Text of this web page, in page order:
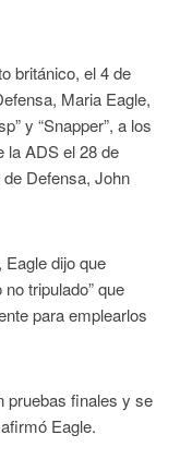
británico, el 4 de
Maria Eagle,
y “Snapper”, a los
la ADS el 28 de
Defensa, John
dijo que
tripulado” que
para emplearlos
pruebas finales y se
Eagle.